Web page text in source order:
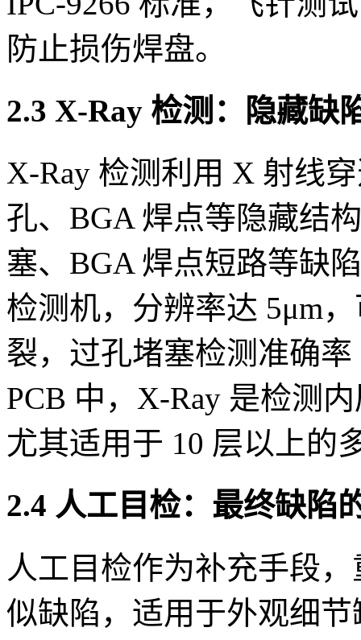
防止损伤焊盘。
2.3 X-Ray 检测：隐藏缺
X-Ray 检测利用 X 射线
孔、BGA 焊点等隐藏结
塞、BGA 焊点短路等缺
检测机，分辨率达 5μm
裂，过孔堵塞检测准确
PCB 中，X-Ray 是检测
尤其适用于 10 层以上的
2.4 人工目检：最终缺陷
人工目检作为补充手段
似缺陷，适用于外观细